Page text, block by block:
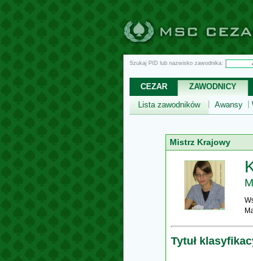
Szukaj PID lub nazwisko zawodnika:
CEZAR ZAWODNICY
Lista zawodników
Awansy
Mistrz Krajowy
Tytuł